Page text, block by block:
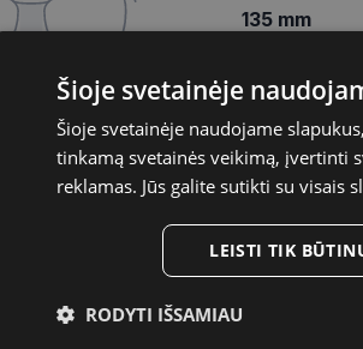
18 mm
plotis, mm
135 mm
Šioje svetainėje
Šioje svetainėje naudojame
tinkamą svetainės veikimą, įvertinti
reklamas. Jūs galite sutikti su visais
LEISTI TIK
RODYTI IŠSAMIAU